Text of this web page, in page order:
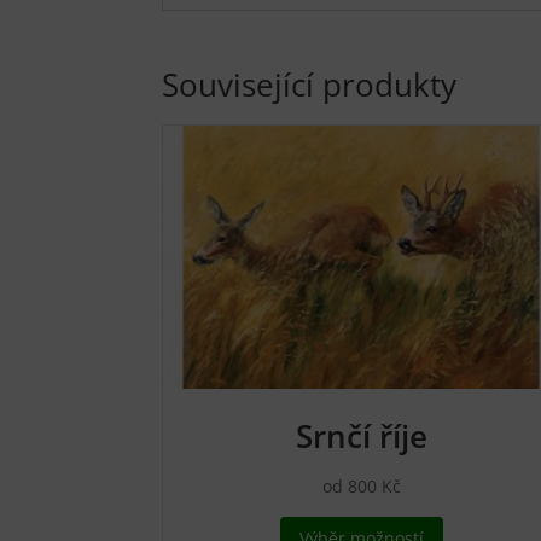
Související produkty
Srnčí říje
od 800 Kč